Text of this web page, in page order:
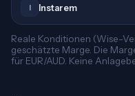
I Instarem
Reale Konditionen (Wise-
geschätzte Marge. Die
für EUR/AUD. Keine